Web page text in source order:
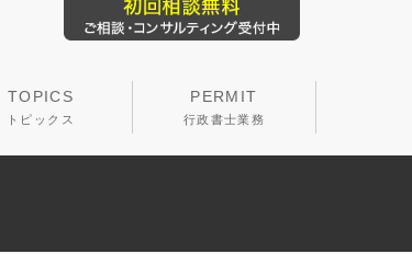
TOPICS
トピックス
PERMIT
行政書士業務